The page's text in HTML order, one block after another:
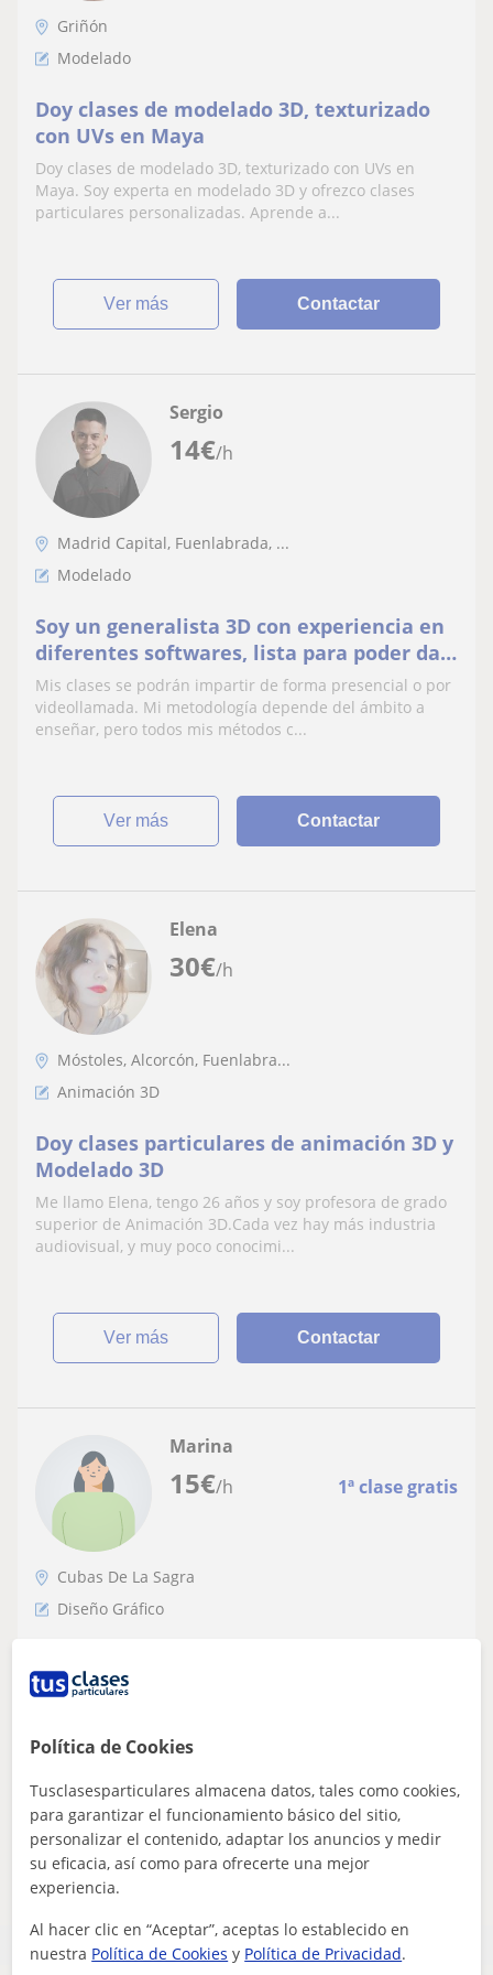
Griñón
Modelado
Doy clases de modelado 3D, texturizado
con UVs en Maya
Doy clases de modelado 3D, texturizado con UVs en
Maya. Soy experta en modelado 3D y ofrezco clases
particulares personalizadas. Aprende a...
ver más Contactar
14€/h
Sergio
Madrid Capital, Fuenlabrada, ...
Modelado
Soy un generalista 3D con experiencia en
diferentes softwares, lista para poder dar
clases en varios ámbitos de esta
disciplina digital
Mis clases se podrán impartir de forma presencial o por
videollamada. Mi metodología depende del ámbito a
enseñar, pero todos mis métodos c...
ver más Contactar
30€/h
Elena
Móstoles, Alcorcón, Fuenlabra...
Animación 3D
Doy clases particulares de animación 3D y
Modelado 3D
Me llamo Elena, tengo 26 años y soy profesora de grado
superior de Animación 3D.Cada vez hay más industria
audiovisual, y muy poco conocimi...
ver más Contactar
15€/h 1ª clase gratis
Marina
Cubas De La Sagra
Diseño Gráfico
en general, además de técnica de dibujo,
fabricación aditiva a través de la impresión 3D, con
ver más Contactar
Política de Cookies
Tusclasesparticulares almacena datos, tales como cookies,
para garantizar el funcionamiento básico del sitio,
personalizar el contenido, adaptar los anuncios y medir
su eficacia, así como para ofrecerte una mejor
experiencia.
Al hacer clic en “Aceptar”, aceptas lo establecido en
nuestra Política de Cookies y Política de Privacidad.